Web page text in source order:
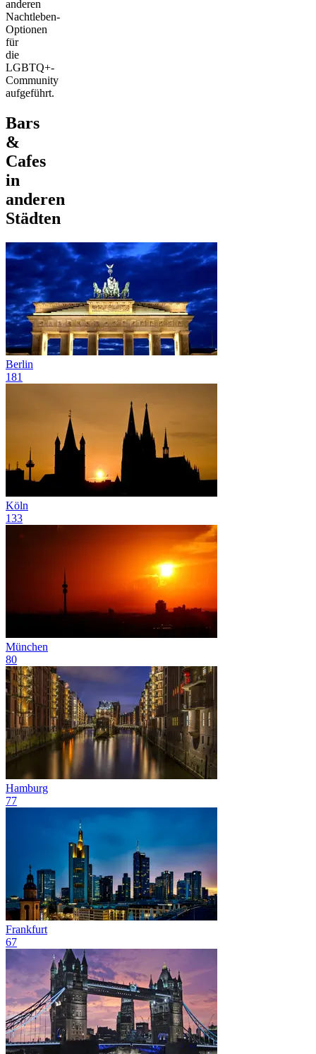
anderen
Nachtleben-
Optionen
für
die
LGBTQ+-
Community
aufgeführt.
Bars
&
Cafes
in
anderen
Städten
Berlin
181
Köln
133
München
80
Hamburg
77
Frankfurt
67